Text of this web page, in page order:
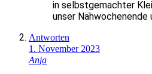
in selbstgemachter
unser Nähwochenende
Antworten
1. November 2023
Anja